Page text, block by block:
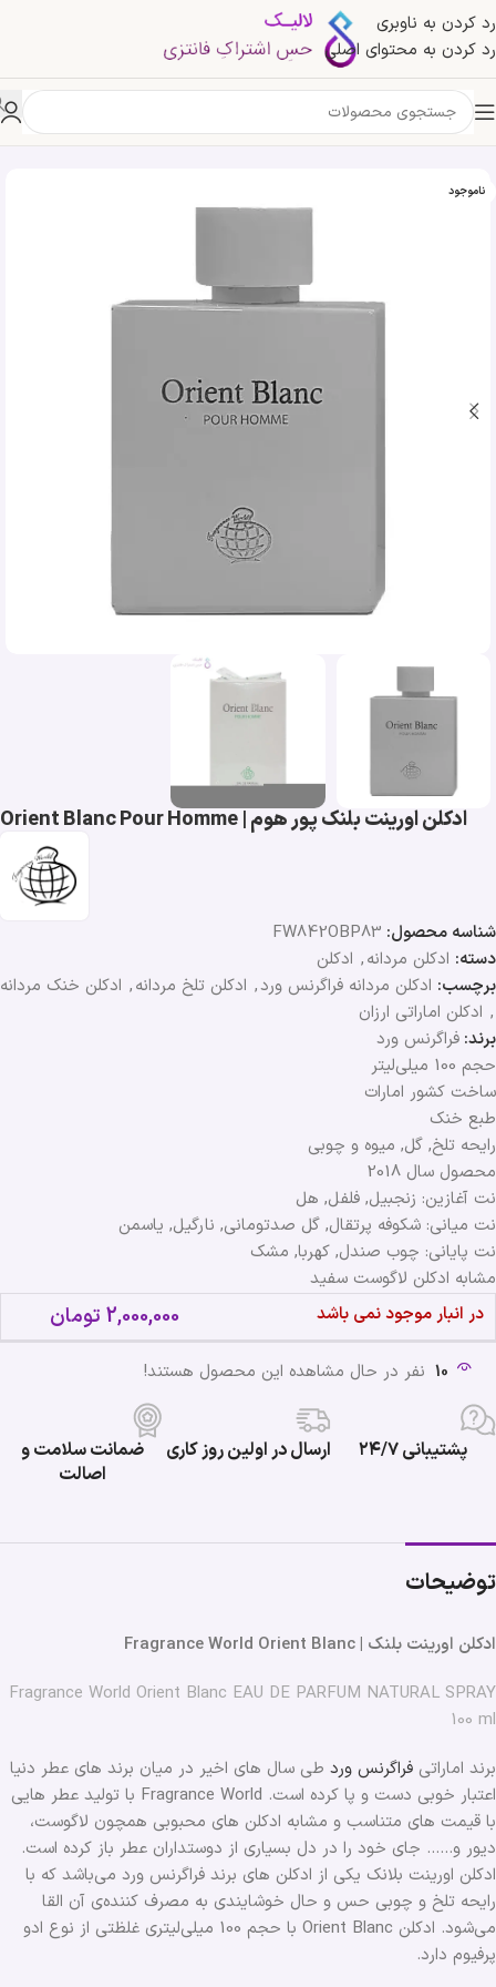
رد کردن به ناوبری
رد کردن به محتوای اصلی
خانه »فروشگاه »ادکلن اورینت بلنک پور هوم | Orient Blanc Pour Homme
ناموجود
ادکلن اورینت بلنک پور هوم | Orient Blanc Pour Homme
شناسه محصول: FW842OBP83
دسته: ادکلن مردانه, ادکلن
برچسب: ادکلن مردانه فراگرنس ورد, ادکلن تلخ مردانه, ادکلن خنک مردانه
, ادکلن اماراتی ارزان
برند: فراگرنس ورد
حجم 100 میلی‌لیتر
ساخت کشور امارات
طبع خنک
رایحه تلخ, گل, میوه و چوبی
محصول سال 2018
نت آغازین: زنجبیل, فلفل, هل
نت میانی: شکوفه پرتقال, گل صدتومانی, نارگیل, یاسمن
نت پایانی: چوب صندل, کهربا, مشک
مشابه ادكلن لاگوست سفيد
در انبار موجود نمی باشد
2,000,000 تومان
10 نفر در حال مشاهده این محصول هستند!
پشتیبانی ۲۴/۷ ارسال در اولین روز کاری
ضمانت سلامت و
اصالت
توضیحات
ادکلن اورینت بلنک | Fragrance World Orient Blanc
Fragrance World Orient Blanc EAU DE PARFUM NATURAL SPRAY
100 ml
برند اماراتی فراگرنس ورد طی سال های اخیر در میان برند های عطر دنیا
اعتبار خوبی دست و پا کرده است. Fragrance World با تولید عطر هایی
با قیمت های متناسب و مشابه ادکلن های محبوبی همچون لاگوست،
دیور و…… جای خود را در دل بسیاری از دوستداران عطر باز کرده است.
ادکلن اورینت بلانک یکی از ادکلن های برند فراگرنس ورد می‌باشد که با
رایحه تلخ و چوبی حس و حال خوشایندی به مصرف کننده‌ی آن القا
می‌شود. ادکلن Orient Blanc با حجم 100 میلی‌لیتری غلظتی از نوع ادو
پرفیوم دارد.